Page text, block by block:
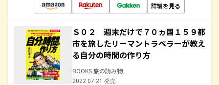
詳細を見る
Ｓ０２ 週末だけで７０ヵ国１５９都
市を旅したリーマントラベラーが教え
る自分の時間の作り方
BOOKS 旅の読み物
2022.07.21 発売